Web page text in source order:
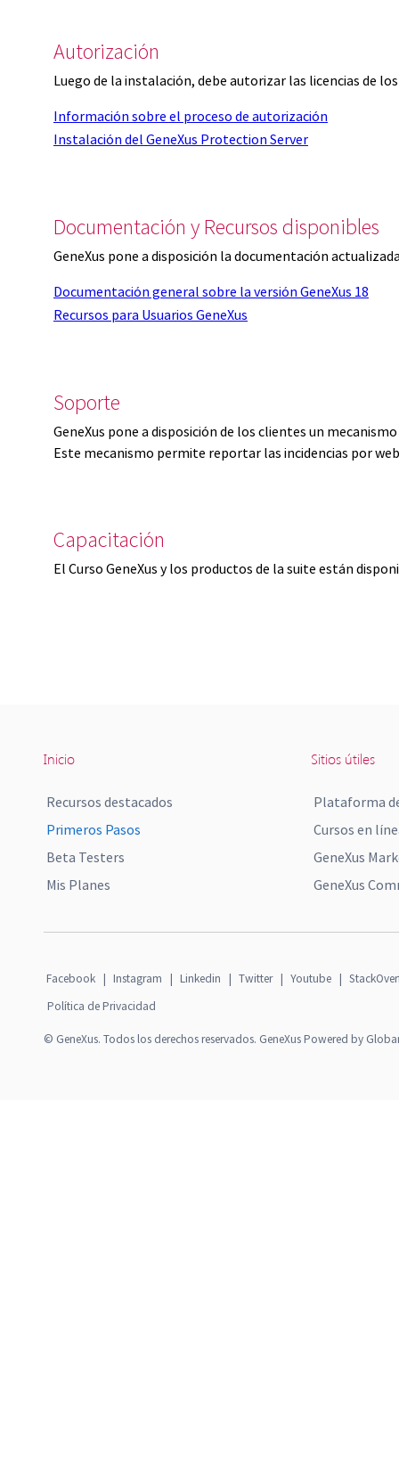
Autorización
Luego de la instalación, debe autorizar las licencias de
Información sobre el proceso de autorización
Instalación del GeneXus Protection Server
Documentación y Recursos disponibles
GeneXus pone a disposición la documentación
Documentación general sobre la versión GeneXus 18
Recursos para Usuarios GeneXus
Soporte
GeneXus pone a disposición de los clientes un
Este mecanismo permite reportar las incidencias por
Capacitación
El Curso GeneXus y los productos de la suite están
Inicio
Recursos destacados
Primeros Pasos
Beta Testers
Mis Planes
Sitios útiles
Plataforma
Cursos en
GeneXus
GeneXus
Facebook | Instagram | Linkedin | Twitter | Youtube |
Política de Privacidad
© GeneXus. Todos los derechos reservados. GeneXus Powered by